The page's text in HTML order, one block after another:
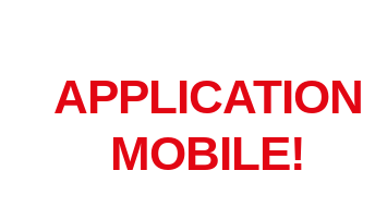
APPLICATION
MOBILE!